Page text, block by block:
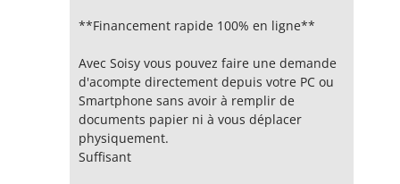
**Financement rapide 100% en ligne**
Avec Soisy vous pouvez faire une demande
d'acompte directement depuis votre PC ou
Smartphone sans avoir à remplir de
documents papier ni à vous déplacer
physiquement.
Suffisant